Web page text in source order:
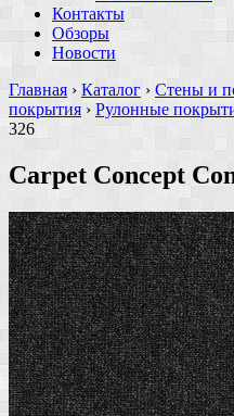
Контакты
Обзоры
Новости
Главная › Каталог › Стены и
покрытия › Рулонные
326
Carpet Concept